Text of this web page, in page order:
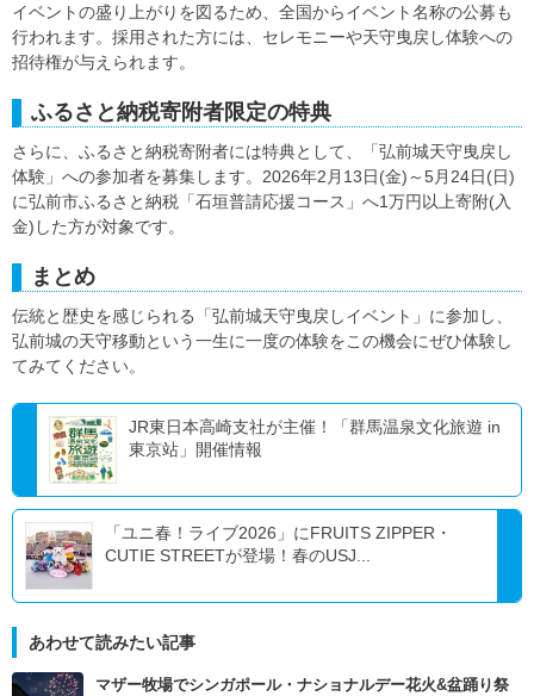
イベントの盛り上がりを図るため、全国からイベント名称の公募も
行われます。採用された方には、セレモニーや天守曳戻し体験への
招待権が与えられます。
ふるさと納税寄附者限定の特典
さらに、ふるさと納税寄附者には特典として、「弘前城天守曳戻し
体験」への参加者を募集します。2026年2月13日(金)～5月24日(日)
に弘前市ふるさと納税「石垣普請応援コース」へ1万円以上寄附(入
金)した方が対象です。
まとめ
伝統と歴史を感じられる「弘前城天守曳戻しイベント」に参加し、
弘前城の天守移動という一生に一度の体験をこの機会にぜひ体験し
てみてください。
JR東日本高崎支社が主催！「群馬温泉文化旅遊 in
東京站」開催情報
「ユニ春！ライブ2026」にFRUITS ZIPPER・
CUTIE STREETが登場！春のUSJ...
あわせて読みたい記事
マザー牧場でシンガポール・ナショナルデー花火&盆踊り祭